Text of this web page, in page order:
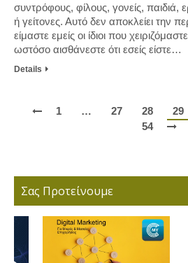
συντρόφους, φίλους, γονείς, παιδιά,
ή γείτονες. Αυτό δεν αποκλείει την
είμαστε εμείς οι ίδιοι που
ωστόσο αισθάνεστε ότι εσείς είστε…
Details
1 … 27 28 29
54
Σας Προτείνουμε